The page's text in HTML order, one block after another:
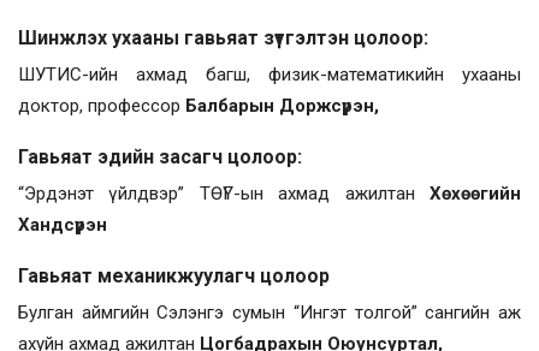
Шинжлэх ухааны гавьяат зүтгэлтэн цолоор:
ШУТИС-ийн ахмад багш, физик-математикийн ухааны
доктор, профессор Балбарын Доржсүрэн,
Гавьяат эдийн засагч цолоор:
“Эрдэнэт үйлдвэр” ТӨҮГ-ын ахмад ажилтан Хөхөөгийн
Хандсүрэн
Гавьяат механикжуулагч цолоор
Булган аймгийн Сэлэнгэ сумын “Ингэт толгой” сангийн аж
ахуйн ахмад ажилтан Цогбадрахын Оюунсуртал,